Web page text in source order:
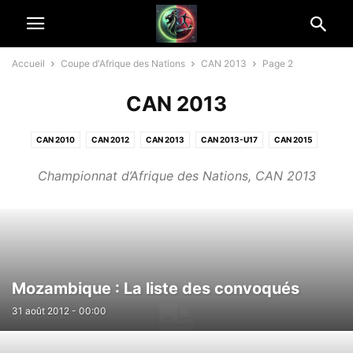
Accueil Coupe d'Afrique des Nations CAN 2013 Page 2
CAN 2013
CAN 2010 CAN 2012 CAN 2013 CAN 2013-U17 CAN 2015
CAN EGYPTE 2019 CAN GABON 2017 CHAN CHAN 2014
Championnat d’Afrique des Nations, CAN 2013
Mozambique : La liste des convoqués
31 août 2012 - 00:00